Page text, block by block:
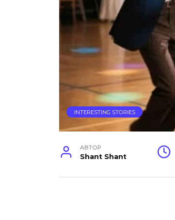
INTERESTING STORIES
АВТОР
Shant Shant